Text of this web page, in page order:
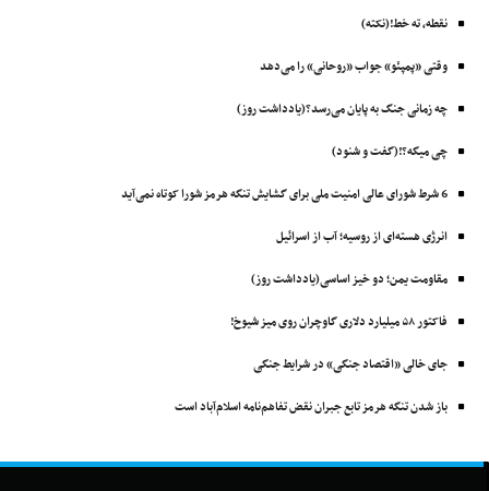
نقطه، ته خط!(نکته)
وقتی «پمپئو» جواب «روحانی» را می‌دهد
چه زمانی جنگ به پایان می‌رسد؟(یادداشت روز)
چی میگه؟!(گفت و شنود)
6 شرط شورای عالی امنیت ملی برای گشایش تنگه هرمز شورا کوتاه نمی‌آید
انرژی هسته‌ای از روسیه؛ آب از اسرائیل
مقاومت یمن؛ دو خیز اساسی(یادداشت روز)
فاکتور ۵۸ میلیارد دلاری گاوچران روی میز شیوخ!
جای خالی «اقتصاد جنگی» در شرایط جنگی
باز شدن تنگه هرمز تابع جبران نقض تفاهم‌نامه اسلام‌آباد است